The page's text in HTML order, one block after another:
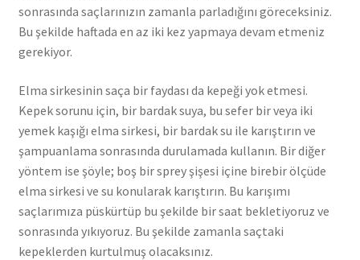
sonrasında saçlarınızın zamanla parladığını göreceksiniz.
Bu şekilde haftada en az iki kez yapmaya devam etmeniz
gerekiyor.
Elma sirkesinin saça bir faydası da kepeği yok etmesi.
Kepek sorunu için, bir bardak suya, bu sefer bir veya iki
yemek kaşığı elma sirkesi, bir bardak su ile karıştırın ve
şampuanlama sonrasında durulamada kullanın. Bir diğer
yöntem ise şöyle; boş bir sprey şişesi içine birebir ölçüde
elma sirkesi ve su konularak karıştırın. Bu karışımı
saçlarımıza püskürtüp bu şekilde bir saat bekletiyoruz ve
sonrasında yıkıyoruz. Bu şekilde zamanla saçtaki
kepeklerden kurtulmuş olacaksınız.